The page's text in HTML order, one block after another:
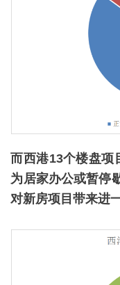
而西港13个楼盘项
为居家办公或暂停
对新房项目带来进